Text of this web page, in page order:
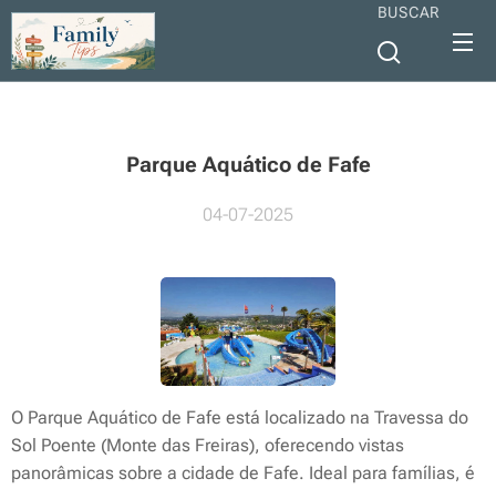
BUSCAR
Parque Aquático de Fafe
04-07-2025
O Parque Aquático de Fafe está localizado na Travessa do
Sol Poente (Monte das Freiras), oferecendo vistas
panorâmicas sobre a cidade de Fafe. Ideal para famílias, é